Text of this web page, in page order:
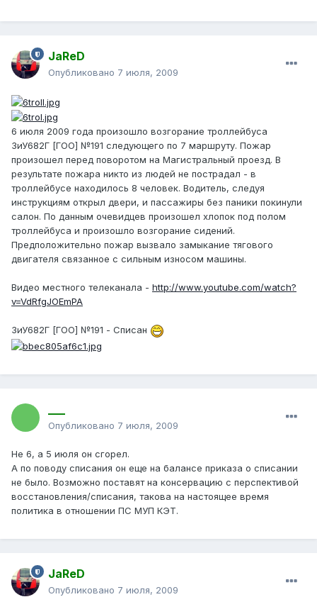
JaReD
Опубликовано 7 июля, 2009
6 июля 2009 года произошло возгорание троллейбуса
ЗиУ682Г [ГОО] №191 следующего по 7 маршруту. Пожар
произошел перед поворотом на Магистральный проезд. В
результате пожара никто из людей не пострадал - в
троллейбусе находилось 8 человек. Водитель, следуя
инструкциям открыл двери, и пассажиры без паники покинули
салон. По данным очевидцев произошел хлопок под полом
троллейбуса и произошло возгорание сидений.
Предположительно пожар вызвало замыкание тягового
двигателя связанное с сильным износом машины.
Видео местного телеканала - http://www.youtube.com/watch?
v=VdRfgJOEmPA
ЗиУ682Г [ГОО] №191 - Списан
Опубликовано 7 июля, 2009
Не 6, а 5 июля он сгорел.
А по поводу списания он еще на балансе приказа о списании
не было. Возможно поставят на консервацию с перспективой
восстановления/списания, такова на настоящее время
политика в отношении ПС МУП КЭТ.
JaReD
Опубликовано 7 июля, 2009